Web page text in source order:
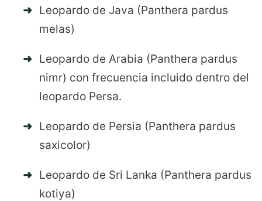
Leopardo de Java (Panthera pardus
melas)
Leopardo de Arabia (Panthera pardus
nimr) con frecuencia incluido dentro del
leopardo Persa.
Leopardo de Persia (Panthera pardus
saxicolor)
Leopardo de Sri Lanka (Panthera pardus
kotiya)